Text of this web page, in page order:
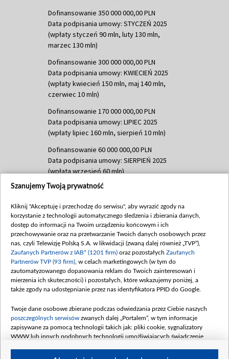
Dofinansowanie 350 000 000,00 PLN
Data podpisania umowy: STYCZEŃ 2025
(wpłaty styczeń 90 mln, luty 130 mln,
marzec 130 mln)
Dofinansowanie 300 000 000,00 PLN
Data podpisania umowy: KWIECIEŃ 2025
(wpłaty kwiecień 150 mln, maj 140 mln,
czerwiec 10 mln)
Dofinansowanie 170 000 000,00 PLN
Data podpisania umowy: LIPIEC 2025
(wpłaty lipiec 160 mln, sierpień 10 mln)
Dofinansowanie 60 000 000,00 PLN
Data podpisania umowy: SIERPIEŃ 2025
(wpłata wrzesień 60 mln)
Dofinansowanie 635 783 051,21 PLN
(wpłata wrzesień 100 mln, październik 350
mln, listopad 265 mln)
Dofinansowanie 48 862 000,00 PLN
Data podpisania umowy: GRUDZIEŃ 2025
(wpłata grudzień 60,548 mln)
Dofinansowanie 900 000 000,00 PLN
Data podpisania umowy: LUTY 2026 (wpłata
kwiecień 180 mln, 7 maja 180 mln, 8
czerwca 90 mln)
Dofinansowanie 250 000 000,00 PLN
4 sierpnia 250 mln
Szanujemy Twoją prywatność
Kliknij "Akceptuję i przechodzę do serwisu", aby wyrazić zgody na
korzystanie z technologii automatycznego śledzenia i zbierania danych,
dostęp do informacji na Twoim urządzeniu końcowym i ich
przechowywanie oraz na przetwarzanie Twoich danych osobowych przez
nas, czyli Telewizję Polską S.A. w likwidacji (zwaną dalej również „TVP”),
Zaufanych Partnerów z IAB* (1201 firm) oraz pozostałych Zaufanych
Partnerów TVP (93 firm) , w celach marketingowych (w tym do
zautomatyzowanego dopasowania reklam do Twoich zainteresowań i
mierzenia ich skuteczności) i pozostałych, które wskazujemy poniżej, a
także zgody na udostępnianie przez nas identyfikatora PPID do Google.
Twoje dane osobowe zbierane podczas odwiedzania przez Ciebie naszych
poszczególnych serwisów zwanych dalej „Portalem”, w tym informacje
zapisywane za pomocą technologii takich jak: pliki cookie, sygnalizatory
WWW lub innych podobnych technologii umożliwiających świadczenie